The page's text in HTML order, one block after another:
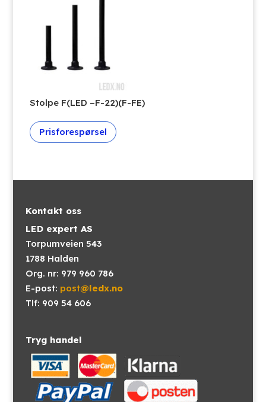
Stolpe F(LED –F-22)(F-FE)
Prisforespørsel
Kontakt oss
LED expert AS
Torpumveien 543
1788 Halden
Org. nr: 979 960 786
E-post: post@ledx.no
Tlf: 909 54 606
Tryg handel